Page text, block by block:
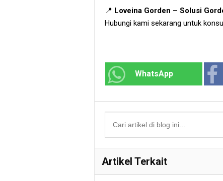
📍 Loveina Gorden – Solusi
Hubungi kami sekarang untuk
WhatsApp
Artikel Terkait